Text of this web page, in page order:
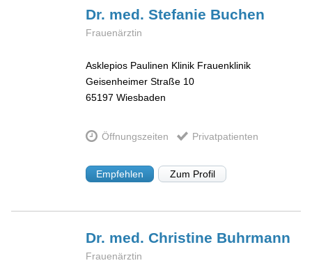
Dr. med. Stefanie Buchen
Frauenärztin
Asklepios Paulinen Klinik Frauenklinik
Geisenheimer Straße 10
65197 Wiesbaden
Öffnungszeiten Privatpatienten
Empfehlen Zum Profil
Dr. med. Christine Buhrmann
Frauenärztin